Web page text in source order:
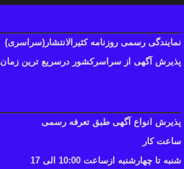
نمایندگی رسمی روزنامه کثیرالانتشار(سراسری)
پذیرش آگهی از سراسرکشور درسریع ترین زمان
پذیرش انواع آگهی طبق تعرفه رسمی
ساعت کار
شنبه تا چهارشنبه ازساعت 10:00 الی 17